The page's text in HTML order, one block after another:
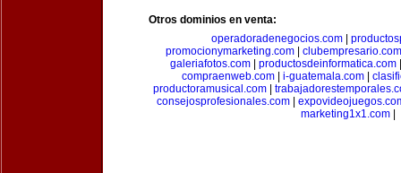
Otros dominios en venta:
operadoradenegocios.com|
promocionymarketing.com| clubempresario.com
galeriafotos.com
productosdeinformatica.com
compraenweb.com| i-guatemala.com|
productoramusical.com
consejosprofesionales.com|
marketing1x1.com